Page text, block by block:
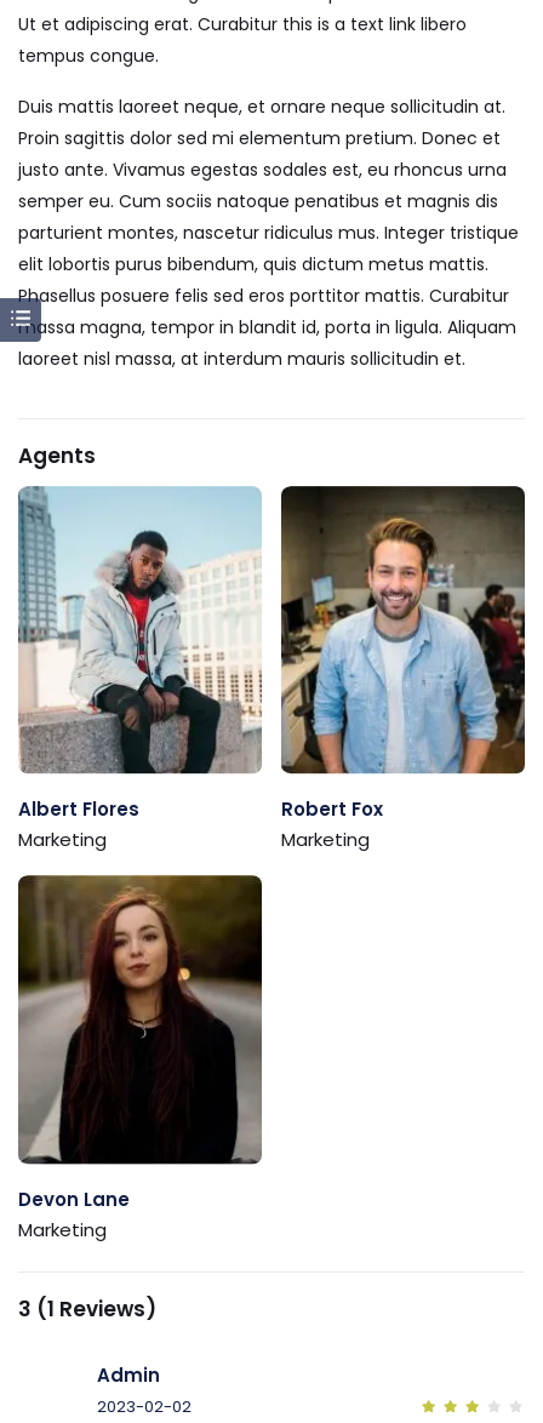
Ut et adipiscing erat. Curabitur this is a text link libero
tempus congue.
Duis mattis laoreet neque, et ornare neque sollicitudin at.
Proin sagittis dolor sed mi elementum pretium. Donec et
justo ante. Vivamus egestas sodales est, eu rhoncus urna
semper eu. Cum sociis natoque penatibus et magnis dis
parturient montes, nascetur ridiculus mus. Integer tristique
elit lobortis purus bibendum, quis dictum metus mattis.
Phasellus posuere felis sed eros porttitor mattis. Curabitur
massa magna, tempor in blandit id, porta in ligula. Aliquam
laoreet nisl massa, at interdum mauris sollicitudin et.
Agents
Albert Flores
Marketing
Robert Fox
Marketing
Devon Lane
Marketing
3 (1 Reviews)
Admin
2023-02-02